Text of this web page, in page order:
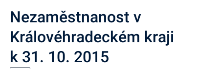
Nezaměstnanost v
Královéhradeckém kraji
k 31. 10. 2015